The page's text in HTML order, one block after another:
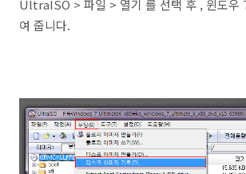
UltraISO > 파일 > 열기 를 선택 후 , 윈도우
여 줍니다.